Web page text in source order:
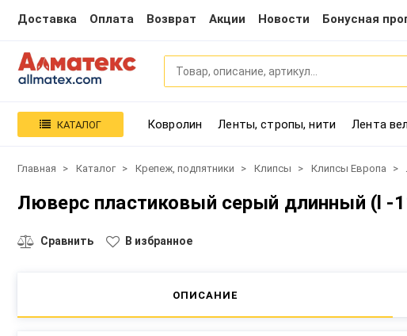
Доставка Оплата Возврат Акции Новости Бонусная
КАТАЛОГ Ковролин Ленты, стропы, нити Лента
Главная Каталог Крепеж, подпятники Клипсы Клипсы Европа
Люверс пластиковый серый длинный (l
Сравнить В избранное
ОПИСАНИЕ